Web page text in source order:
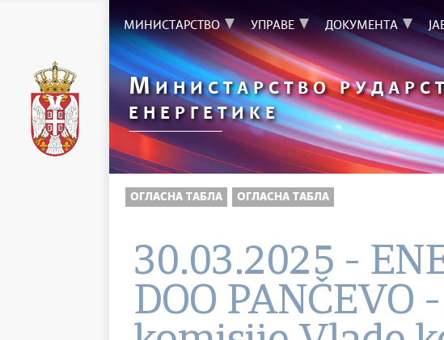
МИНИСТАРСТВО УПРАВЕ ДОКУМЕНТА
МИНИСТАРСТВО
ЕНЕРГЕТИКЕ
ОГЛАСНА ТАБЛА ОГЛАСНА ТАБЛА
30.03.2025 -
DOO